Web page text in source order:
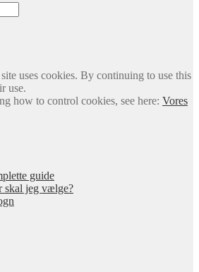
uses cookies. By continuing to use this
use.
how to control cookies, see here: Vores
guide
skal jeg vælge?